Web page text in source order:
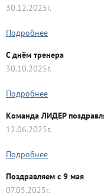
30.12.2025г.
Подробнее
С днём тренера
30.10.2025г.
Подробнее
Команда ЛИДЕР
12.06.2025г.
Подробнее
Поздравляем с 9 мая
07.05.2025г.